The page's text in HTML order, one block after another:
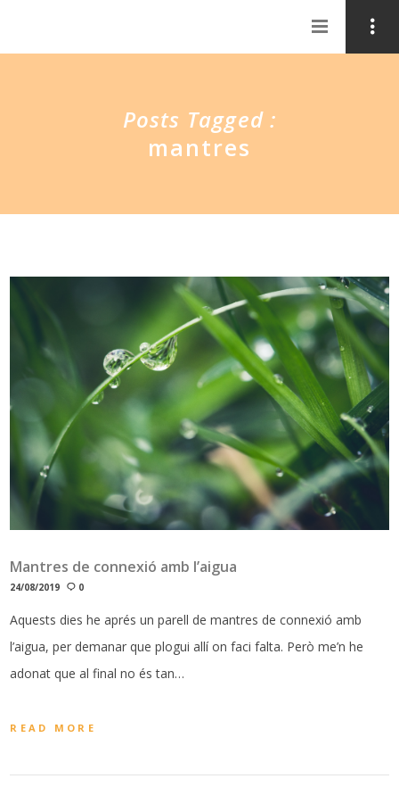
Posts Tagged :
mantres
Mantres de connexió amb l’aigua
24/08/2019 0
Aquests dies he aprés un parell de mantres de connexió amb
l’aigua, per demanar que plogui allí on faci falta. Però me’n he
adonat que al final no és tan…
READ MORE